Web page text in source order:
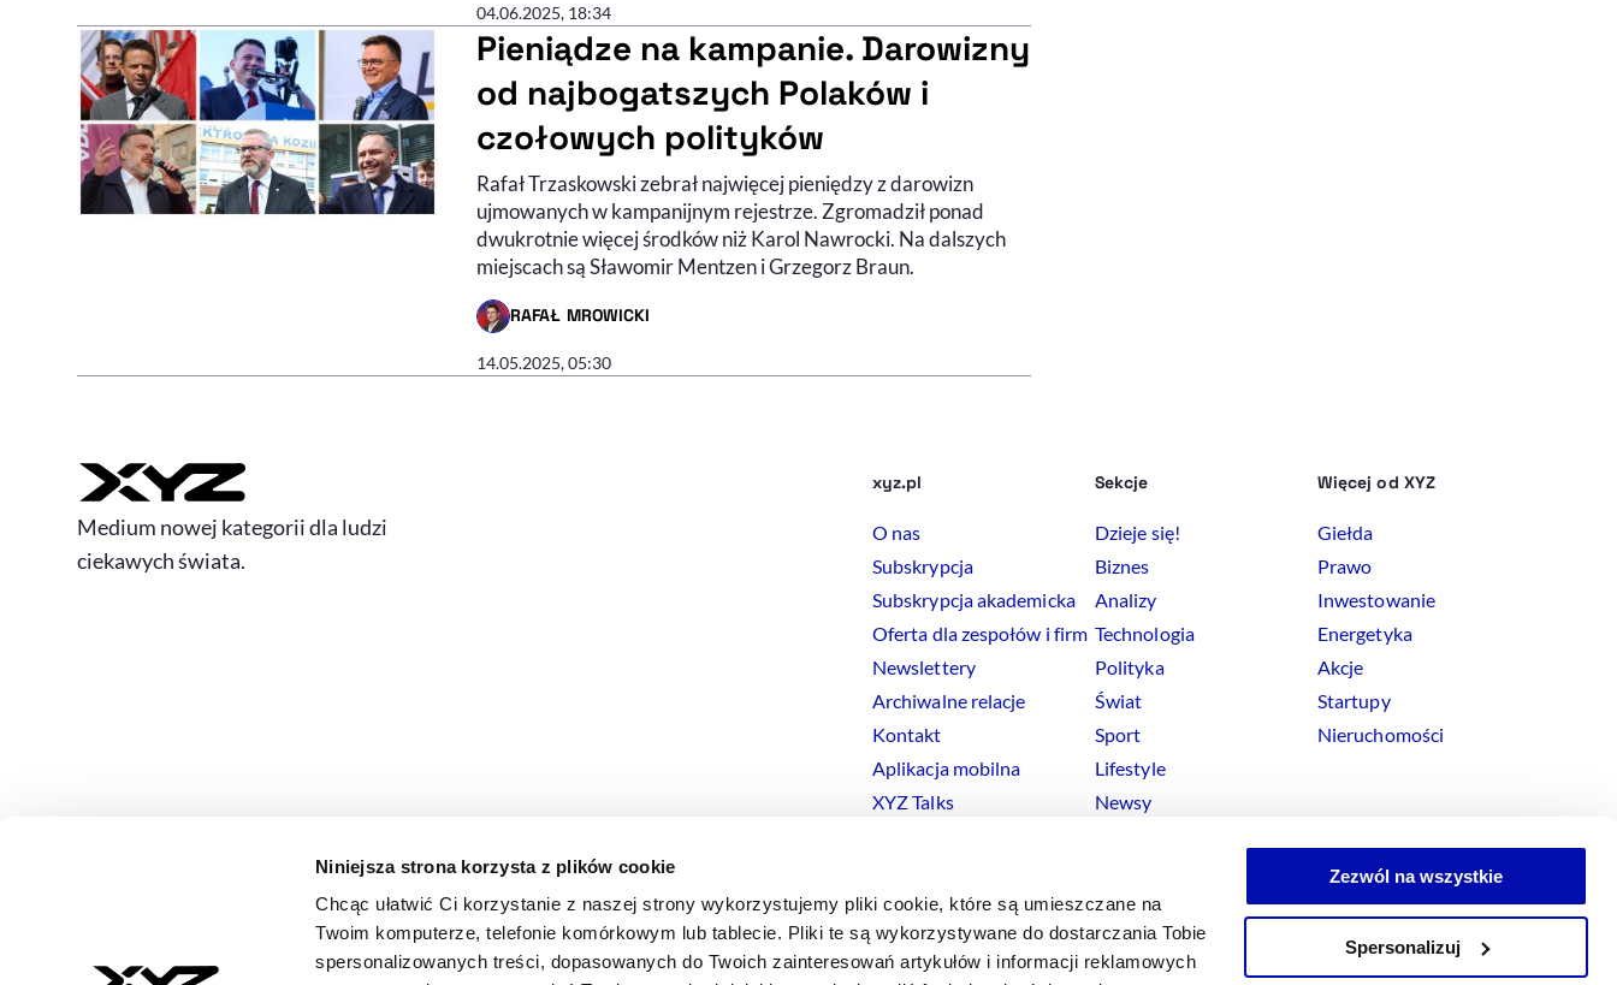
Niniejsza strona korzysta z plików cookie
Chcąc ułatwić Ci korzystanie z naszej strony wykorzystujemy pliki cookie, które są umieszczane na
Twoim komputerze, telefonie komórkowym lub tablecie. Pliki te są wykorzystywane do dostarczania Tobie
spersonalizowanych treści, dopasowanych do Twoich zainteresowań artykułów i informacji reklamowych
Zezwól na wszystkie
Spersonalizuj
04.06.2025, 18:34
Pieniądze na kampanie. Darowizny
od najbogatszych Polaków i
czołowych polityków
Rafał Trzaskowski zebrał najwięcej pieniędzy z darowizn
ujmowanych w kampanijnym rejestrze. Zgromadził ponad
dwukrotnie więcej środków niż Karol Nawrocki. Na dalszych
miejscach są Sławomir Mentzen i Grzegorz Braun.
RAFAŁ MROWICKI
- AUTOR ARTYKUŁU - PROFIL
14.05.2025, 05:30
Medium nowej kategorii dla ludzi
ciekawych świata.
xyz.pl
O nas
Subskrypcja
Subskrypcja akademicka
Oferta dla zespołów i firm
Newslettery
Archiwalne relacje
Kontakt
Aplikacja mobilna
XYZ Talks
Sekcje
Dzieje się!
Biznes
Analizy
Technologia
Polityka
Świat
Sport
Lifestyle
Newsy
Więcej od XYZ
Giełda
Prawo
Inwestowanie
Energetyka
Akcje
Startupy
Nieruchomości
© 2026 XYZ. Wszystkie prawa zastrzeżone
Polityka prywatnościPolitykaCookiesRegulaminUstawieniaCookies
x LinkedinFacebookInstagramYoutube